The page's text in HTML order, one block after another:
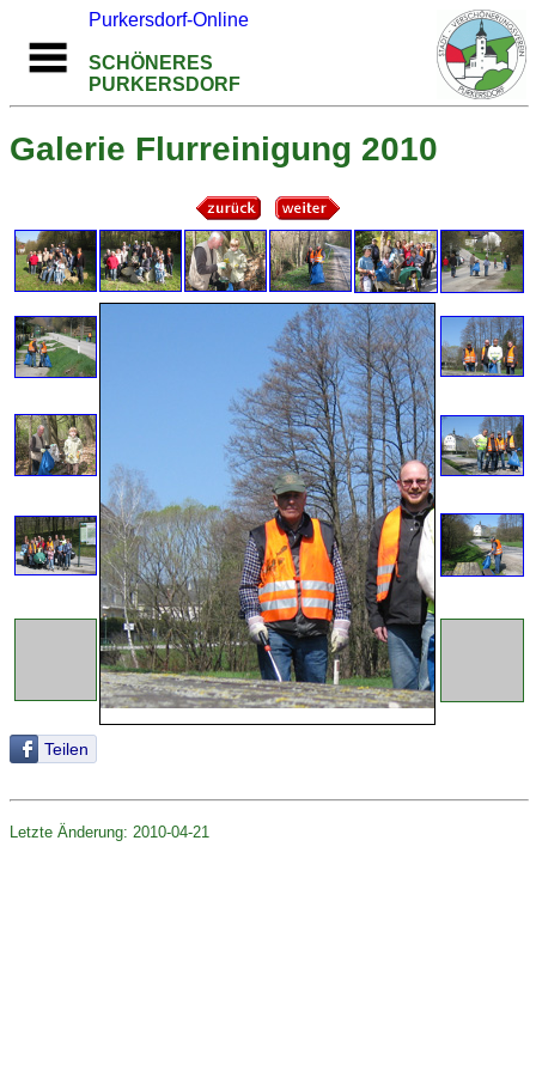
Purkersdorf-Online
SCHÖNERES
PURKERSDORF
Galerie Flurreinigung 2010
Teilen
Letzte Änderung: 2010-04-21